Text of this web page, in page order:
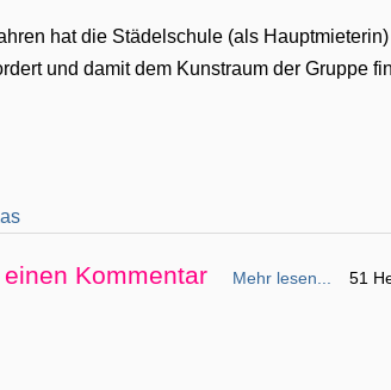
hat die Städelschule (als
und damit dem Kunstraum der Gruppe
Kommentar Mehr lesen... 51